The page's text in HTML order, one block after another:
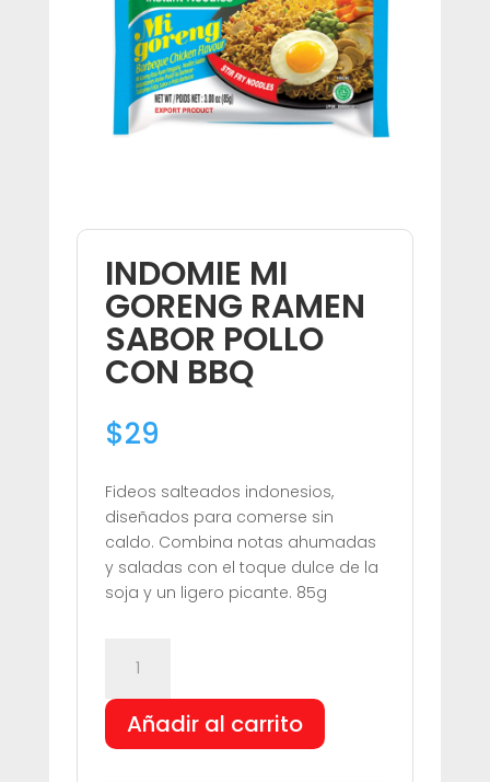
INDOMIE MI
GORENG RAMEN
SABOR POLLO
CON BBQ
$29
Fideos salteados indonesios,
diseñados para comerse sin
caldo. Combina notas ahumadas
y saladas con el toque dulce de la
soja y un ligero picante. 85g
GORENG
RAMEN
SABOR
Añadir al carrito